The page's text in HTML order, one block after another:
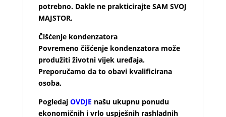
potrebno. Dakle ne prakticirajte SAM SVOJ
MAJSTOR.
Čišćenje kondenzatora
Povremeno čišćenje kondenzatora može
produžiti životni vijek uređaja.
Preporučamo da to obavi kvalificirana
osoba.
Pogledaj OVDJE našu ukupnu ponudu
ekonomičnih i vrlo uspješnih rashladnih